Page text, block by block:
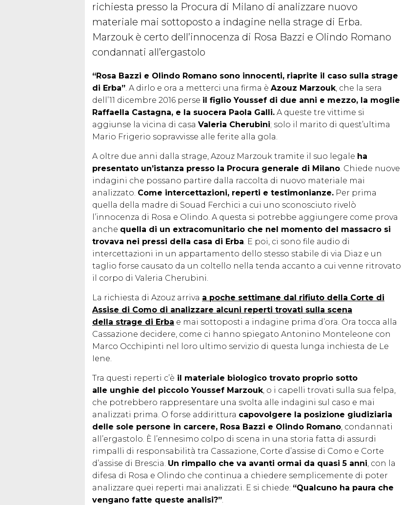
richiesta presso la Procura di Milano di analizzare nuovo
materiale mai sottoposto a indagine nella strage di Erba.
Marzouk è certo dell’innocenza di Rosa Bazzi e Olindo Romano
condannati all’ergastolo
“Rosa Bazzi e Olindo Romano sono innocenti, riaprite il caso sulla strage
di Erba” . A dirlo e ora a metterci una firma è Azouz Marzouk , che la sera
dell’11 dicembre 2016 perse il figlio Youssef di due anni e mezzo, la moglie
Raffaella Castagna, e la suocera Paola Galli. A queste tre vittime si
aggiunse la vicina di casa Valeria Cherubini; solo il marito di quest’ultima
Mario Frigerio sopravvisse alle ferite alla gola.
A oltre due anni dalla strage, Azouz Marzouk tramite il suo legale ha
presentato un’istanza presso la Procura generale di Milano . Chiede nuove
indagini che possano partire dalla raccolta di nuovo materiale mai
analizzato. Come intercettazioni, reperti e testimonianze. Per prima
quella della madre di Souad Ferchici a cui uno sconosciuto rivelò
l’innocenza di Rosa e Olindo. A questa si potrebbe aggiungere come prova
anche quella di un extracomunitario che nel momento del massacro si
trovava nei pressi della casa di Erba . E poi, ci sono file audio di
intercettazioni in un appartamento dello stesso stabile di via Diaz e un
taglio forse causato da un coltello nella tenda accanto a cui venne ritrovato
il corpo di Valeria Cherubini.
La richiesta di Azouz arriva a poche settimane dal rifiuto della Corte di
Assise di Como di analizzare alcuni reperti trovati sulla scena
della strage di Erba e mai sottoposti a indagine prima d’ora. Ora tocca alla
Cassazione decidere, come ci hanno spiegato Antonino Monteleone con
Marco Occhipinti nel loro ultimo servizio di questa lunga inchiesta de Le
Iene.
Tra questi reperti c’è il materiale biologico trovato proprio sotto
alle unghie del piccolo Youssef Marzouk , o i capelli trovati sulla sua felpa,
che potrebbero rappresentare una svolta alle indagini sul caso e mai
analizzati prima. O forse addirittura capovolgere la posizione giudiziaria
delle sole persone in carcere, Rosa Bazzi e Olindo Romano , condannati
all’ergastolo. È l’ennesimo colpo di scena in una storia fatta di assurdi
rimpalli di responsabilità tra Cassazione, Corte d’assise di Como e Corte
d’assise di Brescia. Un rimpallo che va avanti ormai da quasi 5 anni , con la
difesa di Rosa e Olindo che continua a chiedere semplicemente di poter
analizzare quei reperti mai analizzati. E si chiede: “Qualcuno ha paura che
vengano fatte queste analisi?”